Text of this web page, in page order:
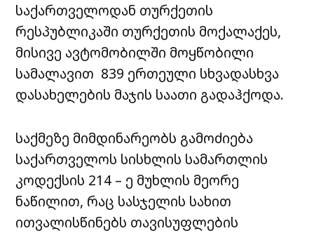
საქართველოდან თურქეთის
რესპუბლიკაში თურქეთის მოქალაქეს,
მისივე ავტომობილში მოყწობილი
სამალავით 839 ერთეული სხვადასხვა
დასახელების მაჯის საათი გადაჰქოდა.
საქმეზე მიმდინარეობს გამოძიება
საქართველოს სისხლის სამართლის
კოდექსის 214 – ე მუხლის მეორე
ნაწილით, რაც სასჯელის სახით
ითვალისწინებს თავისუფლების